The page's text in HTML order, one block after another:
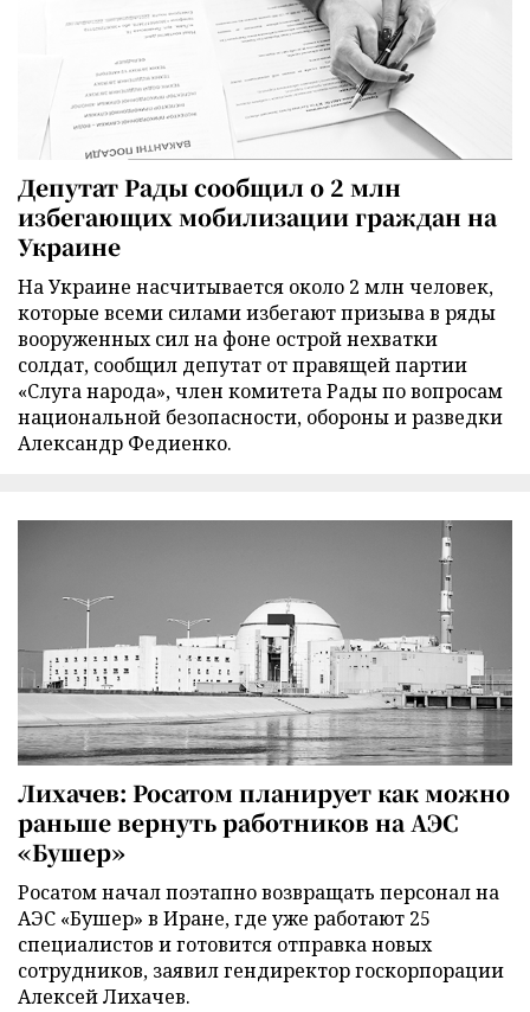
Депутат Рады сообщил о 2 млн
избегающих мобилизации граждан на
Украине
На Украине насчитывается около 2 млн человек,
которые всеми силами избегают призыва в ряды
вооруженных сил на фоне острой нехватки
солдат, сообщил депутат от правящей партии
«Слуга народа», член комитета Рады по вопросам
национальной безопасности, обороны и разведки
Александр Федиенко.
Лихачев: Росатом планирует как можно
раньше вернуть работников на АЭС
«Бушер»
Росатом начал поэтапно возвращать персонал на
АЭС «Бушер» в Иране, где уже работают 25
специалистов и готовится отправка новых
сотрудников, заявил гендиректор госкорпорации
Алексей Лихачев.